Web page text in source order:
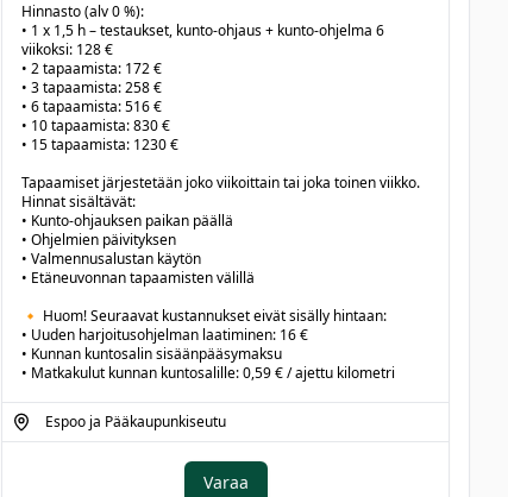
Hinnasto (alv 0 %):
• 1 x 1,5 h – testaukset, kunto-ohjaus + kunto-ohjelma 6
viikoksi: 128 €
• 2 tapaamista: 172 €
• 3 tapaamista: 258 €
• 6 tapaamista: 516 €
• 10 tapaamista: 830 €
• 15 tapaamista: 1230 €
Tapaamiset järjestetään joko viikoittain tai joka toinen viikko.
Hinnat sisältävät:
• Kunto-ohjauksen paikan päällä
• Ohjelmien päivityksen
• Valmennusalustan käytön
• Etäneuvonnan tapaamisten välillä
🔸 Huom! Seuraavat kustannukset eivät sisälly hintaan:
• Uuden harjoitusohjelman laatiminen: 16 €
• Kunnan kuntosalin sisäänpääsymaksu
• Matkakulut kunnan kuntosalille: 0,59 € / ajettu kilometri
Espoo ja Pääkaupunkiseutu
Varaa